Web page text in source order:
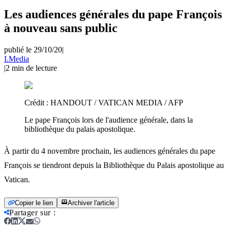
Les audiences générales du pape François
à nouveau sans public
publié le 29/10/20|
I.Media
|2 min de lecture
Crédit : HANDOUT / VATICAN MEDIA / AFP
Le pape François lors de l'audience générale, dans la
bibliothèque du palais apostolique.
À partir du 4 novembre prochain, les audiences générales du pape
François se tiendront depuis la Bibliothèque du Palais apostolique au
Vatican.
Copier le lien Archiver l'article
Partager sur: